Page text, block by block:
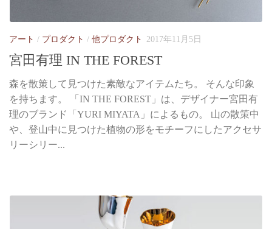
アート / プロダクト / 他プロダクト 2017年11月5日
宮田有理 IN THE FOREST
森を散策して見つけた素敵なアイテムたち。 そんな印象
を持ちます。 「IN THE FOREST」は、デザイナー宮田有
理のブランド「YURI MIYATA」によるもの。 山の散策中
や、登山中に見つけた植物の形をモチーフにしたアクセサ
リーシリー...